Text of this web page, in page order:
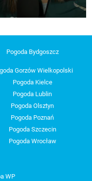
Pogoda Bydgoszcz
Gorzów Wielkopolski
Pogoda Kielce
Pogoda Lublin
Pogoda Olsztyn
Pogoda Poznań
Pogoda Szczecin
Pogoda Wrocław
WP